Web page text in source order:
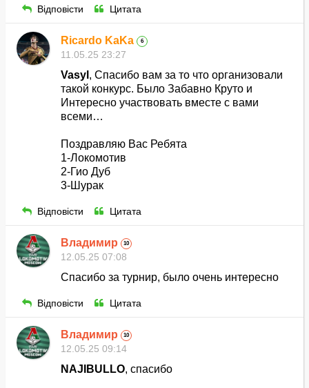
Відповісти Цитата
Ricardo KaKa 6
11.05.25 23:27
Vasyl , Спасибо вам за то что организовали
такой конкурс. Было Забавно Круто и
Интересно участвовать вместе с вами
всеми…
Поздравляю Вас Ребята
1-Локомотив
2-Гио Дуб
3-Шурак
Відповісти Цитата
Владимир 10
12.05.25 07:08
Спасибо за турнир, было очень интересно
Відповісти Цитата
Владимир 10
12.05.25 09:14
NAJIBULLO, спасибо